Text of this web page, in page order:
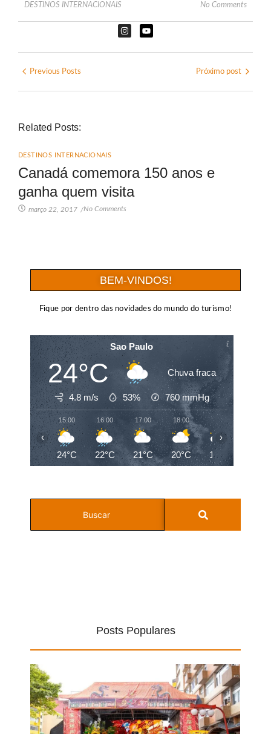
DESTINOS INTERNACIONAIS No Comments
Previous Posts Próximo post
Related Posts:
DESTINOS INTERNACIONAIS
Canadá comemora 150 anos e
ganha quem visita
março 22, 2017 /No Comments
BEM-VINDOS!
Fique por dentro das novidades do mundo do turismo!
Sao Paulo
24°C Chuva fraca
4.8 m/s 53% 760mmHg
15:00
24°C
16:00
22°C
17:00
21°C
18:00
20°C
19:00
19°C
‹ ›
Posts Populares